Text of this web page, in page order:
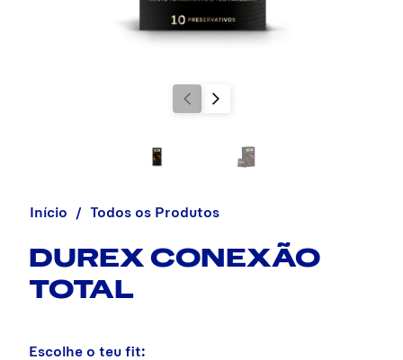
Início Todos os Produtos
DUREX CONEXÃO
TOTAL
Escolhe o teu fit: